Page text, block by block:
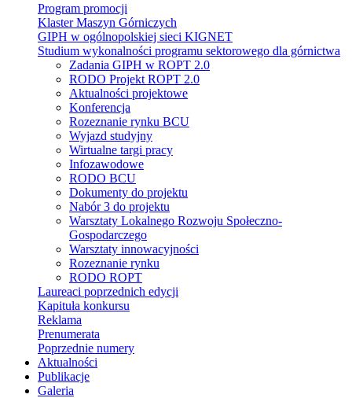
Program promocji
Klaster Maszyn Górniczych
GIPH w ogólnopolskiej sieci KIGNET
Studium wykonalności programu sektorowego dla górnictwa
Zadania GIPH w ROPT 2.0
RODO Projekt ROPT 2.0
Aktualności projektowe
Konferencja
Rozeznanie rynku BCU
Wyjazd studyjny
Wirtualne targi pracy
Infozawodowe
RODO BCU
Dokumenty do projektu
Nabór 3 do projektu
Warsztaty Lokalnego Rozwoju Społeczno-
Gospodarczego
Warsztaty innowacyjności
Rozeznanie rynku
RODO ROPT
Laureaci poprzednich edycji
Kapituła konkursu
Reklama
Prenumerata
Poprzednie numery
Aktualności
Publikacje
Galeria